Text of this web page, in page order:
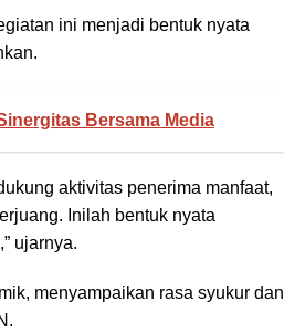
ini menjadi bentuk nyata
Bersama Media
aktivitas penerima manfaat,
Inilah bentuk nyata
ujarnya.
menyampaikan rasa syukur dan